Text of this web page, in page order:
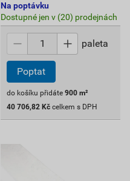
Na poptávku
Dostupné jen v (20) prodejnách
paleta
Poptat
do košíku přidáte 900 m²
40 706,82 Kč celkem s DPH